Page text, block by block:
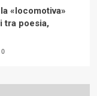
«locomotiva»
tra poesia,
0